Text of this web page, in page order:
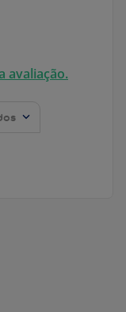
avaliação.